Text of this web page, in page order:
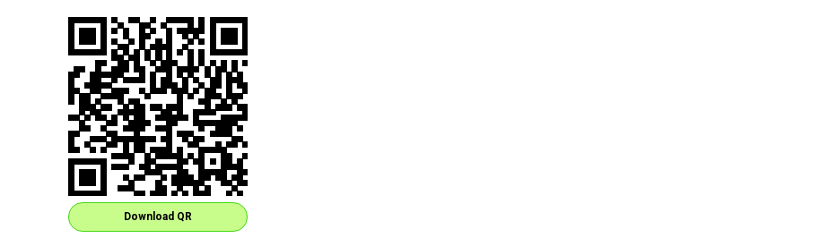
Download QR